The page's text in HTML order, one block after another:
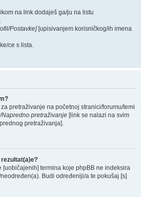
na link dodaješ ga/ju na listu
Postavke][upisivanjem korisničkog/ih imena
ce s lista.
pretraživanje na početnoj stranici/forumu/temi
Napredno pretraživanje [link se nalazi na svim
pretraživanja].
[uobičajenih] termina koje phpBB ne indeksira
Budi određeniji/a te pokušaj [s]